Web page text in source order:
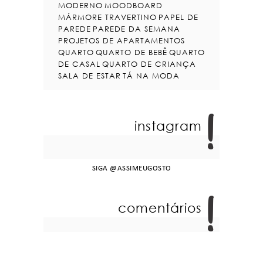
MODERNO MOODBOARD
MÁRMORE TRAVERTINO PAPEL DE
PAREDE PAREDE DA SEMANA
PROJETOS DE APARTAMENTOS
QUARTO QUARTO DE BEBÊ QUARTO
DE CASAL QUARTO DE CRIANÇA
SALA DE ESTAR TÁ NA MODA
instagram
SIGA @ASSIMEUGOSTO
comentários